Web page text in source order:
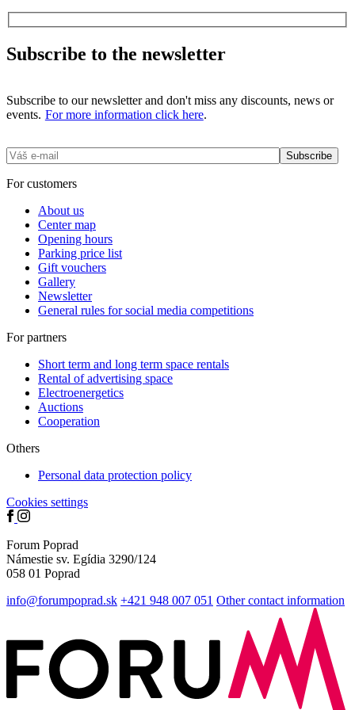
Subscribe to the newsletter
Subscribe to our newsletter and don't miss any discounts, news or
events. For more information click here.
For customers
About us
Center map
Opening hours
Parking price list
Gift vouchers
Gallery
Newsletter
General rules for social media competitions
For partners
Short term and long term space rentals
Rental of advertising space
Electroenergetics
Auctions
Cooperation
Others
Personal data protection policy
Cookies settings
Forum Poprad
Námestie sv. Egídia 3290/124
058 01 Poprad
info@forumpoprad.sk +421 948 007 051 Other contact information